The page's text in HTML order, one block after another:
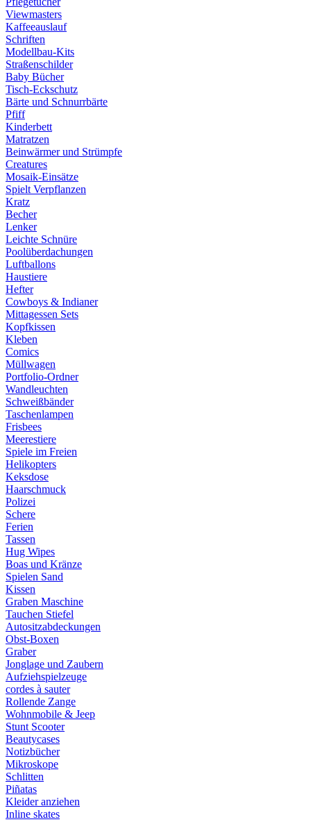
Viewmasters
Kaffeeauslauf
Schriften
Modellbau-Kits
Straßenschilder
Baby Bücher
Tisch-Eckschutz
Bärte und Schnurrbärte
Pfiff
Kinderbett
Matratzen
Beinwärmer und Strümpfe
Creatures
Mosaik-Einsätze
Spielt Verpflanzen
Kratz
Becher
Lenker
Leichte Schnüre
Poolüberdachungen
Luftballons
Haustiere
Hefter
Cowboys & Indianer
Mittagessen Sets
Kopfkissen
Kleben
Comics
Müllwagen
Portfolio-Ordner
Wandleuchten
Schweißbänder
Taschenlampen
Frisbees
Meerestiere
Spiele im Freien
Helikopters
Keksdose
Haarschmuck
Polizei
Schere
Ferien
Tassen
Hug Wipes
Boas und Kränze
Spielen Sand
Kissen
Graben Maschine
Tauchen Stiefel
Autositzabdeckungen
Obst-Boxen
Graber
Jonglage und Zaubern
Aufziehspielzeuge
cordes à sauter
Rollende Zange
Wohnmobile & Jeep
Stunt Scooter
Beautycases
Notizbücher
Mikroskope
Schlitten
Piñatas
Kleider anziehen
Inline skates